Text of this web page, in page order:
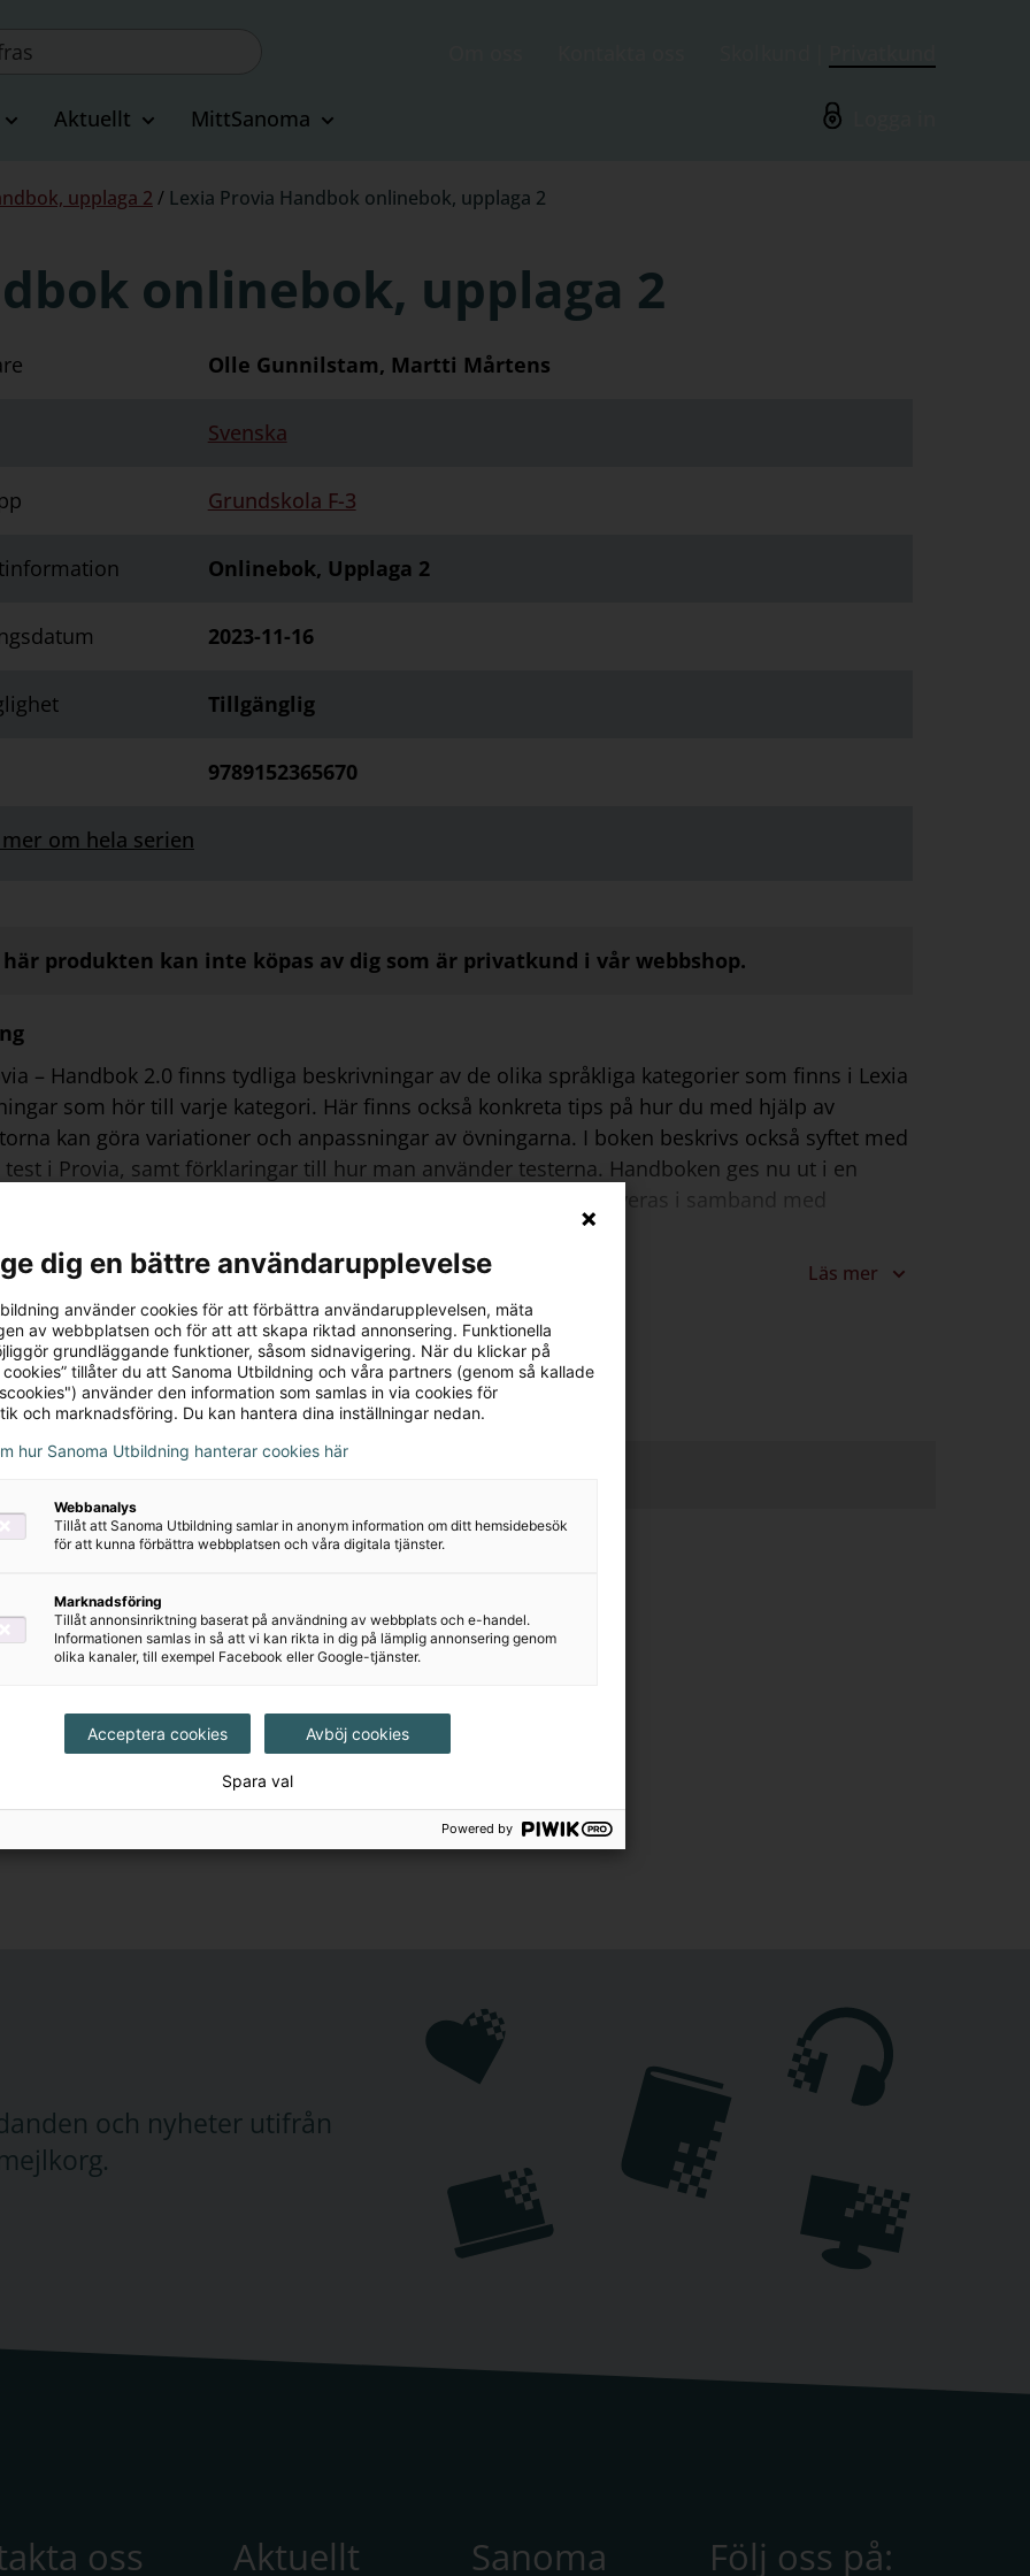
Aktuellt MittSanoma
upplaga 2 / Lexia Provia Handbok onlinebok, upplaga 2
onlinebok, upplaga 2
Olle Gunnilstam, Martti Mårtens
Svenska
Grundskola F-3
Onlinebok, Upplaga 2
2023-11-16
Tillgänglig
9789152365670
mer om hela serien
här produkten kan inte köpas av dig som är privatkund i vår webbshop.
– Handbok 2.0 finns tydliga beskrivningar av de olika språkliga kategorier som finns i Lexia
som hör till varje kategori. Här finns också konkreta tips på hur du med hjälp av
kan göra variationer och anpassningar av övningarna. I boken beskrivs också syftet med
test i Provia, samt förklaringar till hur man använder testerna. Handboken ges nu ut i en
upplaga 2 utifrån nya Lexia Provia 2.0. Notera att licensen aktiveras i samband med
Läs mer
för köp av dig som är privatkund
och nyheter utifrån
oss Aktuellt Sanoma Följ oss på:
dig en bättre användarupplevelse
använder cookies för att förbättra användarupplevelsen, mäta
av webbplatsen och för att att skapa riktad annonsering. Funktionella
grundläggande funktioner, såsom sidnavigering. När du klickar på
cookies” tillåter du att Sanoma Utbildning och våra partners (genom så kallade
använder den information som samlas in via cookies för
och marknadsföring. Du kan hantera dina inställningar nedan.
hur Sanoma Utbildning hanterar cookies här
Webbanalys
Tillåt att Sanoma Utbildning samlar in anonym information om ditt hemsidebesök
för att kunna förbättra webbplatsen och våra digitala tjänster.
Marknadsföring
Tillåt annonsinriktning baserat på användning av webbplats och e-handel.
Informationen samlas in så att vi kan rikta in dig på lämplig annonsering genom
olika kanaler, till exempel Facebook eller Google-tjänster.
Acceptera cookies Avböj cookies
Spara val
Powered by